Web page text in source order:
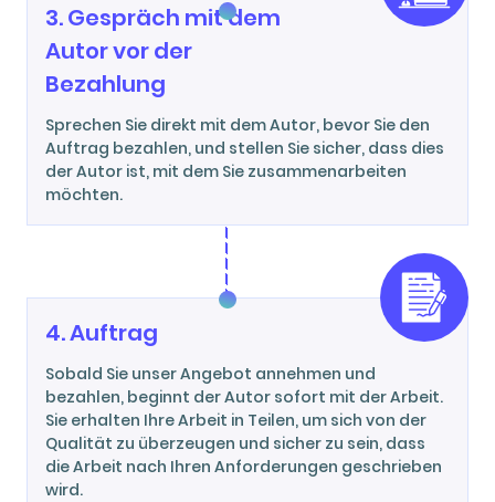
3. Gespräch mit dem
Autor vor der
Bezahlung
Sprechen Sie direkt mit dem Autor, bevor Sie den
Auftrag bezahlen, und stellen Sie sicher, dass dies
der Autor ist, mit dem Sie zusammenarbeiten
möchten.
4. Auftrag
Sobald Sie unser Angebot annehmen und
bezahlen, beginnt der Autor sofort mit der Arbeit.
Sie erhalten Ihre Arbeit in Teilen, um sich von der
Qualität zu überzeugen und sicher zu sein, dass
die Arbeit nach Ihren Anforderungen geschrieben
wird.